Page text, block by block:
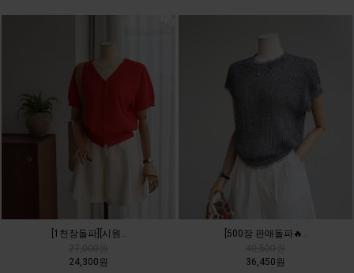
[1천장돌파][시원..
24,300원
[500장 판매돌파🔥..
36,450원